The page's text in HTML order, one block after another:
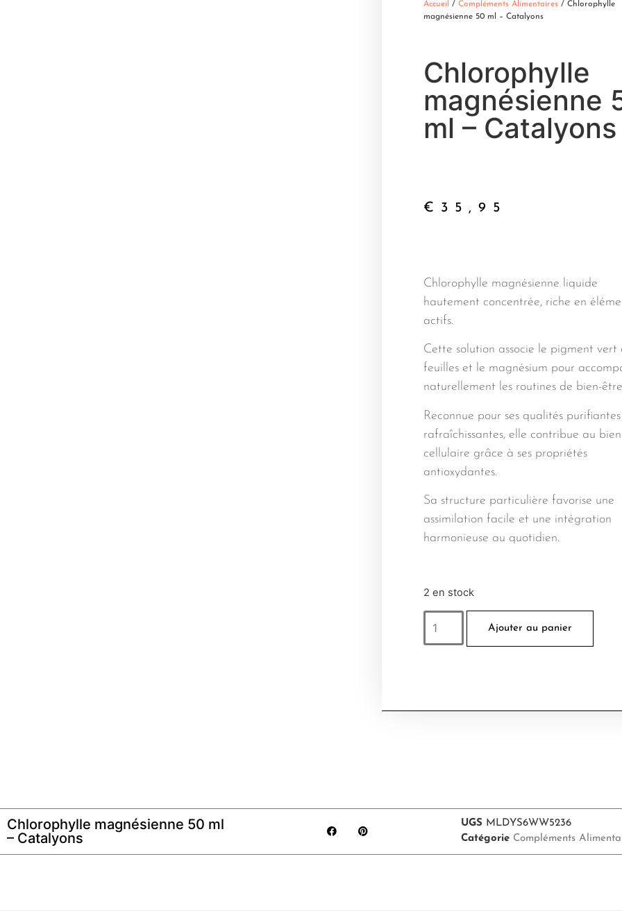
Accueil / Compléments Alimentaires / Chlorophylle
magnésienne 50 ml – Catalyons
Chlorophylle
magnésienne
ml – Catalyons
€ 35,95
Chlorophylle magnésienne liquide
hautement concentrée, riche en
actifs.
Cette solution associe le pigment vert
feuilles et le magnésium pour
naturellement les routines de bien-
Reconnue pour ses qualités
rafraîchissantes, elle contribue au
cellulaire grâce à ses propriétés
antioxydantes.
Sa structure particulière favorise une
assimilation facile et une intégration
harmonieuse au quotidien.
2 en stock
Ajouter au panier
Chlorophylle magnésienne 50 ml
– Catalyons
UGS MLDYS6WW5236
Catégorie Compléments